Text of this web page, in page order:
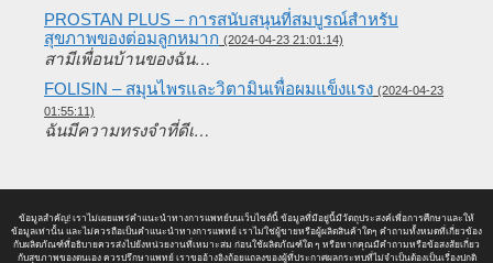
PROSTAN PLUS – การสนับสนุนที่สมบูรณ์สำหรับ
สุขภาพของต่อมลูกหมาก (2024-04-23 21:01:14)
สามีเพื่อนบ้านของฉัน…
FOLISIN – สมุนไพรและวิตามินเพื่อผมแข็งแรง (2024-04-23
01:55:11)
ฉันมีความทรงจำที่ดีเ…
ข้อมูลสำคัญ! เราไม่เผยแพร่คำแนะนำทางการแพทย์บนเว็บไซต์นี้ ข้อมูลที่มีอยู่นี้มีวัตถุประสงค์เพื่อการศึกษาและให้
ข้อมูลเท่านั้น และไม่ควรถือเป็นคำแนะนำทางการแพทย์ เราไม่ใช่ผู้ขายหรือผู้ผลิตสินค้าใดๆ คำถามทั้งหมดที่เกี่ยวข้อง
กับผลิตภัณฑ์ที่อธิบายควรส่งไปยังหน่วยงานที่เหมาะสม ก่อนใช้ผลิตภัณฑ์ใด ๆ หรือหากคุณมีคำถามหรือข้อสงสัยเกี่ยว
กับสุขภาพของตนเอง ควรปรึกษาแพทย์ เราขออ้างอิงถ้อยแถลงของผู้ที่ประกาศผลกระทบที่ไม่จำเป็นต้องเป็นเรื่องปกติ